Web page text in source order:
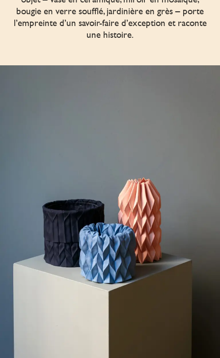
bougie en verre soufflé, jardinière en grès – porte
l’empreinte d’un savoir-faire d’exception et raconte
une histoire.